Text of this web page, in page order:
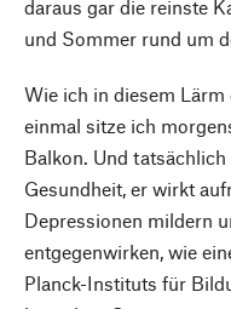
daraus gar die reinste
und Sommer rund um
Wie ich in diesem
einmal sitze ich
Balkon. Und
Gesundheit, er wirkt
Depressionen mildern
entgegenwirken, wie
Planck-Instituts für